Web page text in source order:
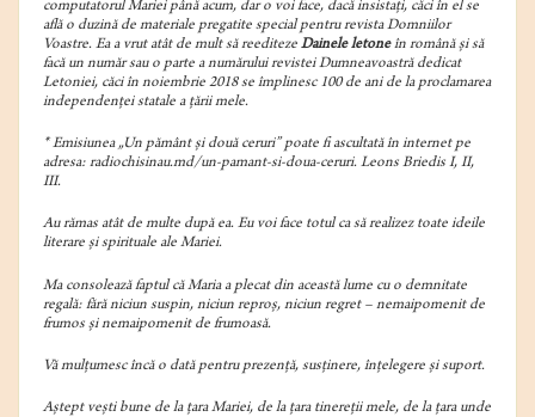
computatorul Mariei până acum, dar o voi face, dacă insistați, căci în el se
află o duzină de materiale pregatite special pentru revista Domniilor
Voastre. Ea a vrut atât de mult să reediteze Dainele letoneîn română și să
facă un număr sau o parte a numărului revistei Dumneavoastră dedicat
Letoniei, căci în noiembrie 2018 se împlinesc 100 de ani de la proclamarea
independenței statale a țării mele.
* Emisiunea „Un pământ și două ceruri” poate fi ascultată în internet pe
adresa: radiochisinau.md/un-pamant-si-doua-ceruri. Leons Briedis I, II,
III.
Au rămas atât de multe după ea. Eu voi face totul ca să realizez toate ideile
literare și spirituale ale Mariei.
Ma consolează faptul că Maria a plecat din această lume cu o demnitate
regală: fără niciun suspin, niciun reproș, niciun regret – nemaipomenit de
frumos și nemaipomenit de frumoasă.
Vă mulțumesc încă o dată pentru prezență, susținere, înțelegere și suport.
Aștept vești bune de la țara Mariei, de la țara tinereții mele, de la țara unde